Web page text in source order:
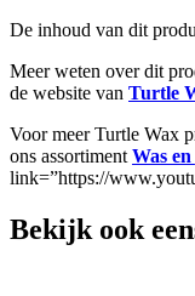
De inhoud van dit
Meer weten over dit
de website van Turtle
Voor meer Turtle Wax
ons assortiment Was
link=”https://
Bekijk ook